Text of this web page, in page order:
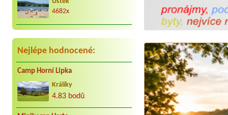
4682x
Nejlépe hodnocené:
Camp Horní Lipka
Králíky
4.83 bodů